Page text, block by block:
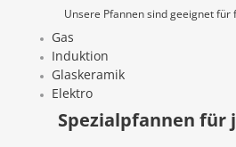
Unsere Pfannen sind geeignet für
Gas
Induktion
Glaskeramik
Elektro
Spezialpfannen für